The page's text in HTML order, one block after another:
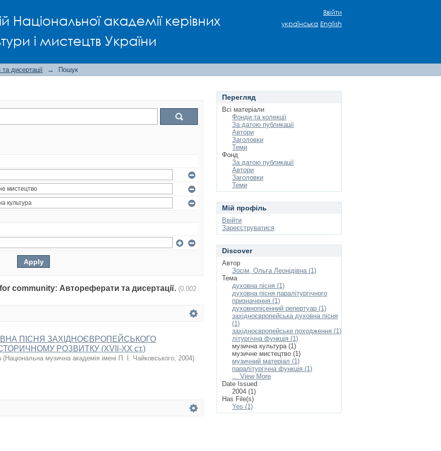
Національної академії керівних
і мистецтв України
Ввійти
українська English
дисертації → Пошук
community: Автореферати та дисертації. (0.002
ПІСНЯ ЗАХІДНОЄВРОПЕЙСЬКОГО
РОЗВИТКУ (XVII-XX ст.)
(Національна музична академія імені П. І. Чайковського, 2004)
Перегляд
Всі матеріали
Фонди та колекції
За датою публикації
Автори
Заголовки
Теми
Фонд
За датою публикації
Автори
Заголовки
Теми
Мій профіль
Ввійти
Зареєструватися
Discover
Автор
Зосім, Ольга Леонідівна (1)
Тема
духовна пісня (1)
духовна пісня паралітургічного
призначення (1)
духовнопісенний репертуар (1)
західноєвропейська духовна пісня
(1)
західноєвропейське походження (1)
літургічна функція (1)
музична культура (1)
музичне мистецтво (1)
музичний матеріал (1)
паралітургічна функція (1)
... View More
Date Issued
2004 (1)
Has File(s)
Yes (1)